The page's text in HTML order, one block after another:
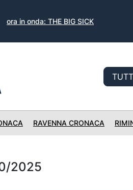
ora in onda: THE BIG SICK
RAVENNA CRONACA
2025